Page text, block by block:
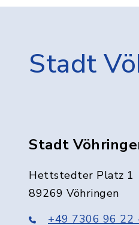
Stadt
Stadt
Hettstedter Platz 1
89269 Vöhringen
+49 7306 96 22